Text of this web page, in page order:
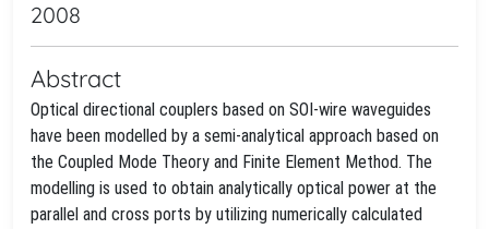
2008
Abstract
Optical directional couplers based on SOI-wire waveguides
have been modelled by a semi-analytical approach based on
the Coupled Mode Theory and Finite Element Method. The
modelling is used to obtain analytically optical power at the
parallel and cross ports by utilizing numerically calculated